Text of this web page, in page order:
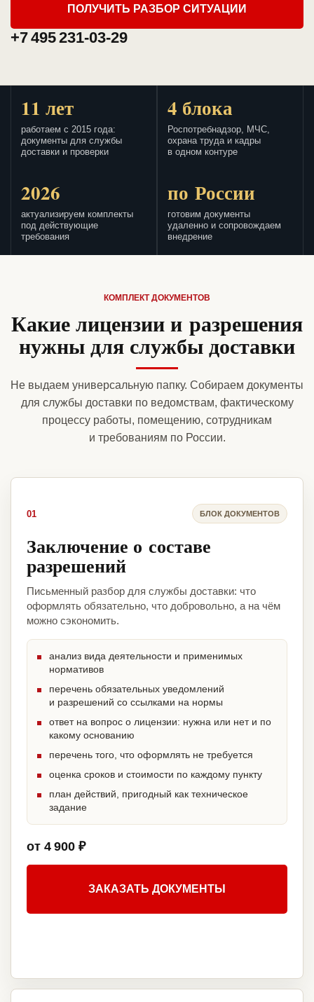
ПОЛУЧИТЬ РАЗБОР СИТУАЦИИ
+7 495 231-03-29
11 лет
работаем с 2015 года:
документы для службы
доставки и проверки
4 блока
Роспотребнадзор, МЧС,
охрана труда и кадры
в одном контуре
2026
актуализируем комплекты
под действующие
требования
по России
готовим документы
удаленно и сопровождаем
внедрение
КОМПЛЕКТ ДОКУМЕНТОВ
Какие лицензии и разрешения
нужны для службы доставки
Не выдаем универсальную папку. Собираем документы
для службы доставки по ведомствам, фактическому
процессу работы, помещению, сотрудникам
и требованиям по России.
01 БЛОК ДОКУМЕНТОВ
Заключение о составе
разрешений
Письменный разбор для службы доставки: что
оформлять обязательно, что добровольно, а на чём
можно сэкономить.
анализ вида деятельности и применимых
нормативов
перечень обязательных уведомлений
и разрешений со ссылками на нормы
ответ на вопрос о лицензии: нужна или нет и по
какому основанию
перечень того, что оформлять не требуется
оценка сроков и стоимости по каждому пункту
план действий, пригодный как техническое
задание
от 4 900 ₽
ЗАКАЗАТЬ ДОКУМЕНТЫ